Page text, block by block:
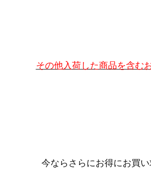
その他入荷した商品を含む
今ならさらにお得にお買い